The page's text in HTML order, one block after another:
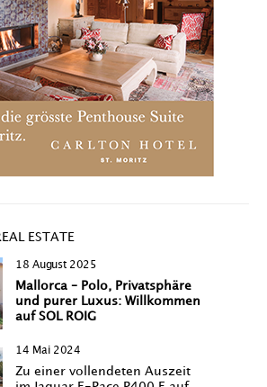
ESTATE
18 August 2025
Mallorca – Polo, Privatsphäre
und purer Luxus: Willkommen
auf SOL ROIG
14 Mai 2024
Zu einer vollendeten Auszeit